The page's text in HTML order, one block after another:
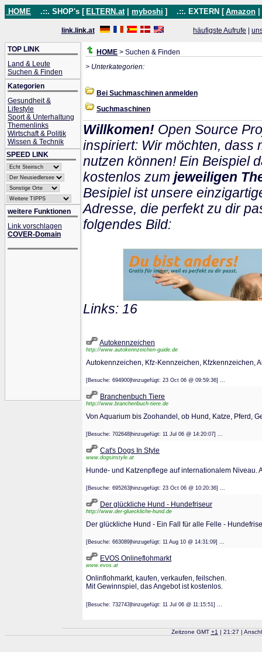
HOME .::. SHOP's [ ELTERN.at myboshi ] .::. EXTERN [ Amazon
link.link.at häufigste Aufrufe
TOP LINK
Land & Leute
Suchen & Finden
Kategorien
Gesundheit &
Lifestyle
Sport & Unterhaltung
Themenlinks
Wirtschaft & Politik
Wissen & Technik
SPEED LINK
weitere Funktionen
Link vorschlagen
COVER-Domain
HOME > Suchen & Finden
> Unterkategorien:
Bei Suchmaschinen anmelden
Suchmaschinen
Willkomen! Open Source
inspiriert: Wir möchten, dass
nutzen können! Ein Beispiel
kostenlos zum jeweiligen
Besipiel ist unsere
Adresse, die perfekt zu dir
folgendes Bild:
Links: 16
Autokennzeichen
http://www.autokennzeichen-guide.de
Autokennzeichen, Kfz-Kennzeichen, Kfzkennzeichen,
[Besuche: 694900|hinzugefügt: 23 Oct 06 @ 09:59:36] ...
Branchenbuch Tiere
http://www.branchenbuch-tiere.de
Von Aquarium bis Zoohandel, ob Hund, Katze, Pferd,
[Besuche: 702648|hinzugefügt: 11 Jul 06 @ 14:20:07] ...
Cat's Dogs In Style
www.dogsinstyle.at
Hunde- und Katzenpflege auf internationalem
[Besuche: 695263|hinzugefügt: 23 Oct 06 @ 10:20:36] ...
Der glückliche Hund - Hundefriseur
http://www.der-glueckliche-hund.de
Der glückliche Hund - Ein Fall für alle Felle -
[Besuche: 663089|hinzugefügt: 11 Aug 10 @ 14:31:09] ...
EVOS Onlineflohmarkt
www.evos.at
Onlinflohmarkt, kaufen, verkaufen, feilschen.
Mit Gewinnspiel, das Angebot ist kostenlos.
[Besuche: 732743|hinzugefügt: 11 Jul 06 @ 11:15:51] ...
Zeitzone GMT +1 | 21:27 |